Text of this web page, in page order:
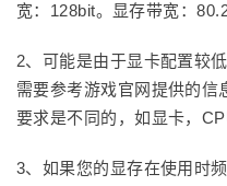
宽：128bit。显存带宽：
2、可能是由于显卡配置较
需要参考游戏官网提供的信
要求是不同的，如显卡，
3、如果您的显存在使用时